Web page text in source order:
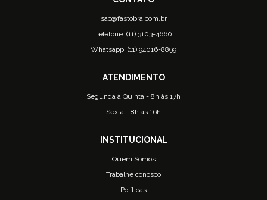
sac@fastobra.com.br
Telefone: (11) 3103-4660
Whatsapp: (11) 94016-8899
Segunda à Quinta - 8h às 17h
Sexta - 8h às 16h
Quem Somos
Trabalhe conosco
Políticas